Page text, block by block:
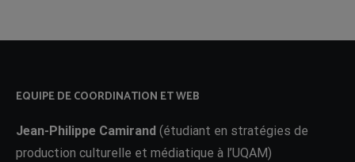
EQUIPE DE COORDINATION ET WEB
Jean-Philippe Camirand (étudiant en stratégies de
production culturelle et médiatique à l’UQAM)